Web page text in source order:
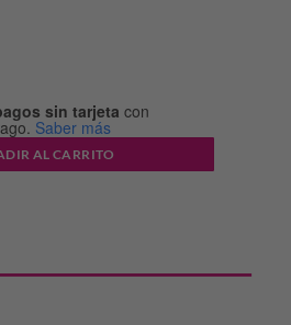
sin tarjeta con
Saber más
AL CARRITO